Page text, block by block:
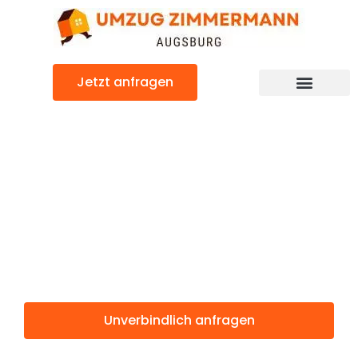
Jetzt anfragen
Unverbindlich anfragen